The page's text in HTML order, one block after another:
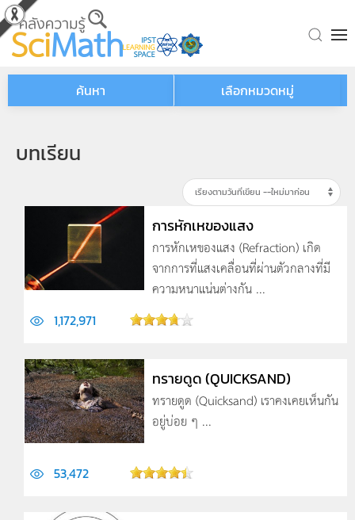
Skip to main content
ค้นหา เลือกหมวดหมู่
บทเรียน
การหักเหของแสง
การหักเหของแสง (Refraction) เกิด
จากการที่แสงเคลื่อนที่ผ่านตัวกลางที่มี
ความหนาแน่นต่างกัน ...
1,172,971
ทรายดูด (QUICKSAND)
ทรายดูด (Quicksand) เราคงเคยเห็นกัน
อยู่บ่อย ๆ ...
53,472